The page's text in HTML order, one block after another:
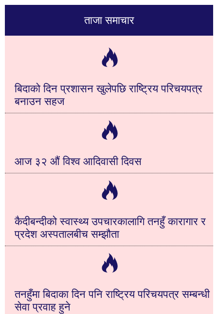
ताजा समाचार
बिदाको दिन प्रशासन खुलेपछि राष्ट्रिय परिचयपत्र
बनाउन सहज
आज ३२ औं विश्व आदिवासी दिवस
कैदीबन्दीको स्वास्थ्य उपचारकालागि तनहुँ कारागार र
प्रदेश अस्पतालबीच सम्झौता
तनहुँमा बिदाका दिन पनि राष्ट्रिय परिचयपत्र सम्बन्धी
सेवा प्रवाह हुने